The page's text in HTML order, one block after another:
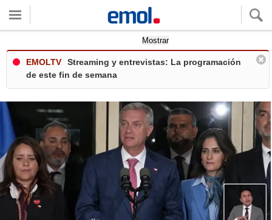
Mostrar
EMOLTV
Streaming y entrevistas: La programación
de este fin de semana